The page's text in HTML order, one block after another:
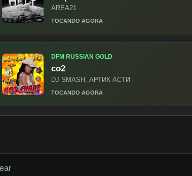
Streams relacionados
DFM ARMIN VAN BUUREN
Put Your Hands Up (Armin Van
Remix)
B&W Brothers
TOCANDO AGORA
DFM MARTIN GARRIX